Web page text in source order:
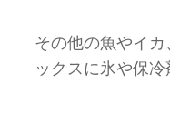
その他の魚やイ
ックスに氷や保冷